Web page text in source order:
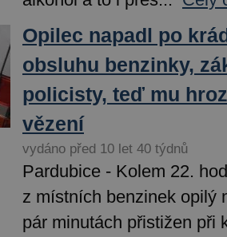
Opilec napadl po
obsluhu benzinky,
policisty, teď mu
vězení
vydáno před 10 let 40 týdnů
Pardubice - Kolem 22.
z místních benzinek opilý
pár minutách přistižen při